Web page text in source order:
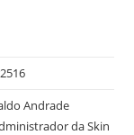
Andrade
da Skin